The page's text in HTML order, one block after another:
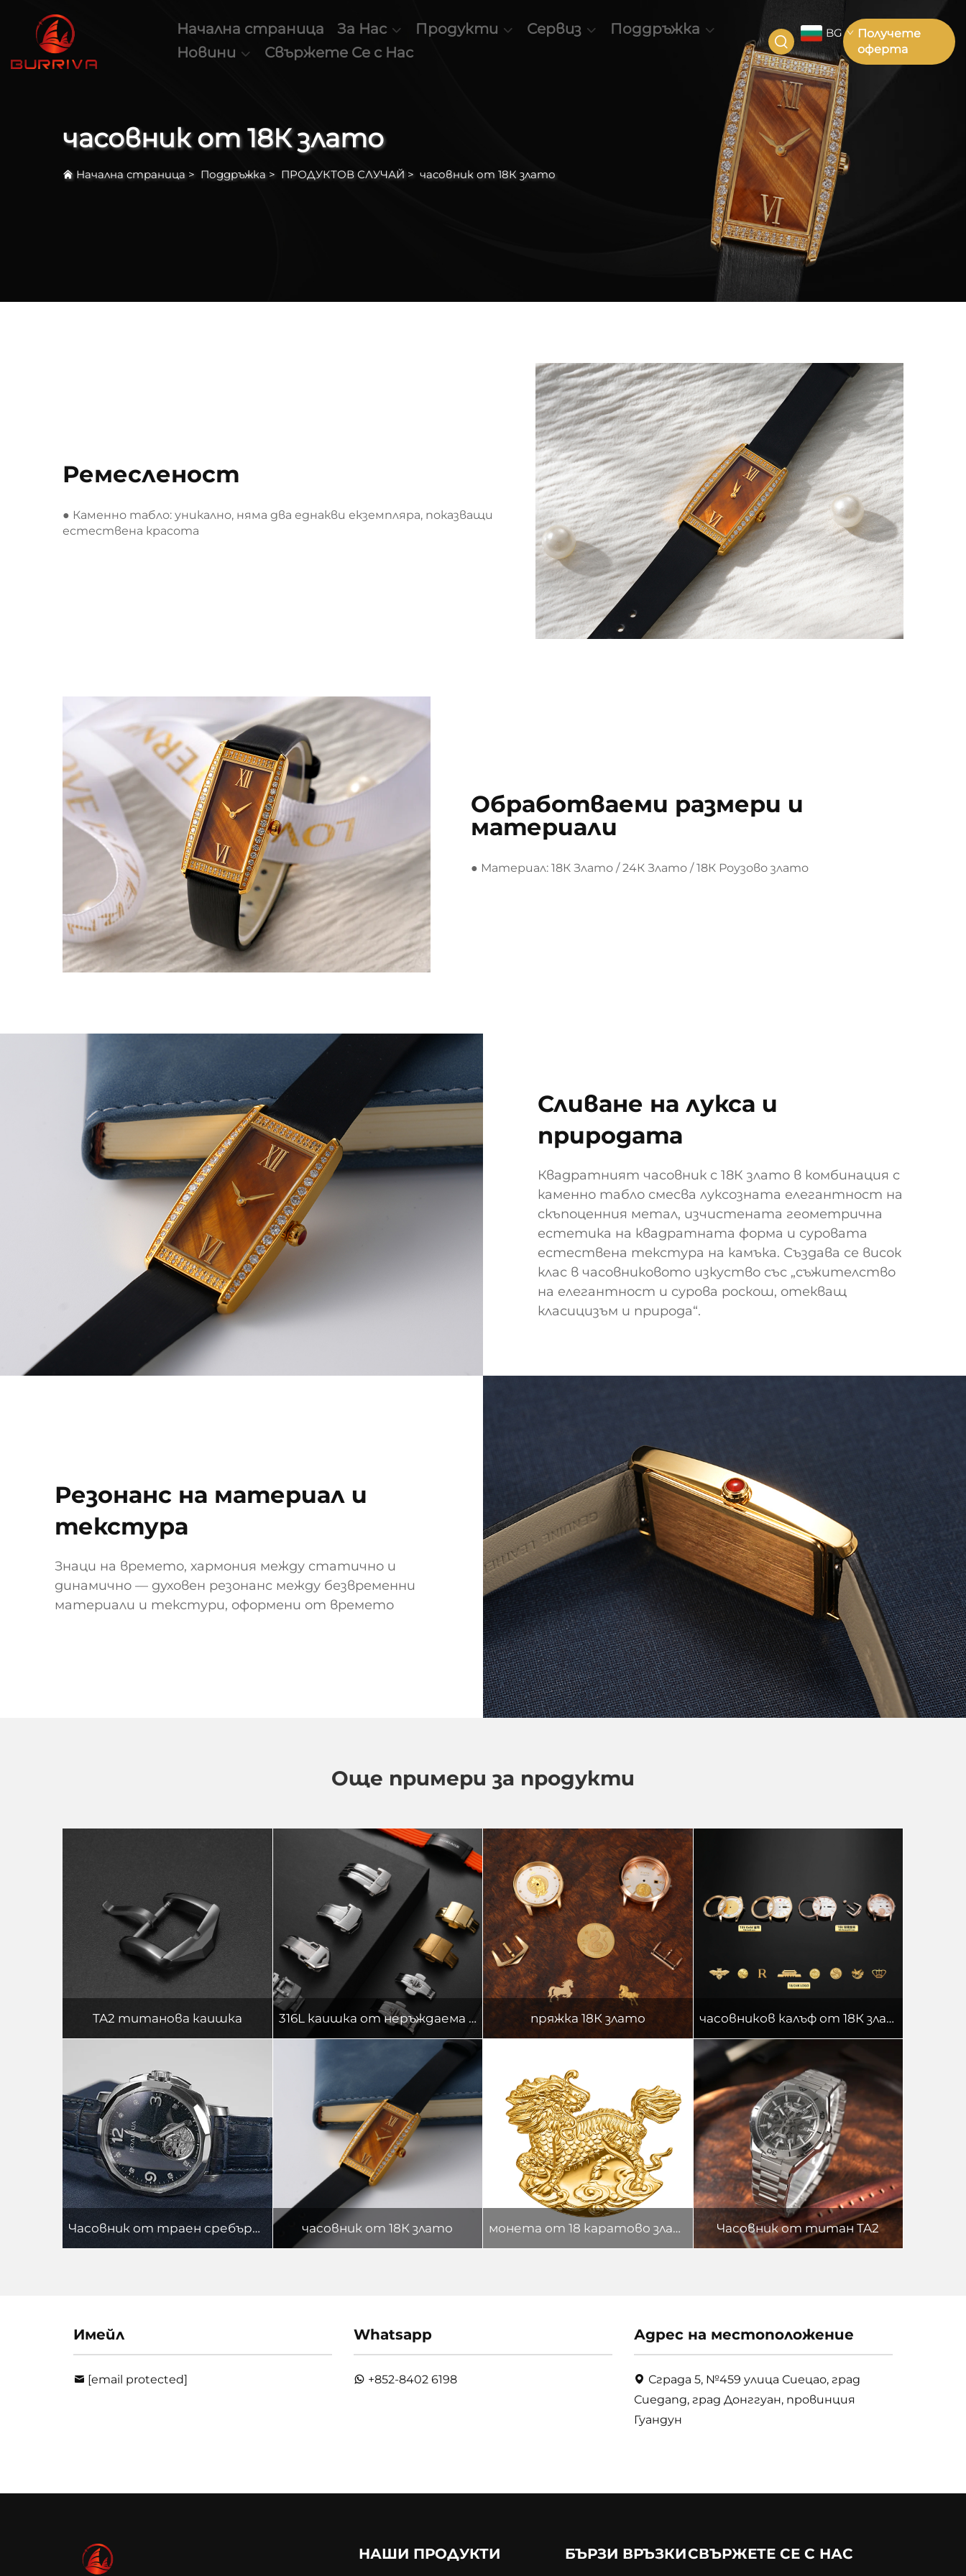
Начална страница За Нас Продукти Сервиз
Поддръжка
Новини
Свържете Се с Нас
BG
Получете
оферта
часовник от 18К злато
Начална страница> Поддръжка > ПРОДУКТОВ СЛУЧАЙ > часовник от 18К злато
Ремесленост
● Каменно табло: уникално, няма два еднакви екземпляра, показващи
естествена красота
Обработваеми размери и
материали
● Материал: 18К Злато / 24К Злато / 18К Роузово злато
Сливане на лукса и
природата
Квадратният часовник с 18К злато в комбинация с
каменно табло смесва луксозната елегантност на
скъпоценния метал, изчистената геометрична
естетика на квадратната форма и суровата
естествена текстура на камъка. Създава се висок
клас в часовниковото изкуство със „съжителство
на елегантност и сурова роскош, отекващ
класицизъм и природа“.
Резонанс на материал и
текстура
Знаци на времето, хармония между статично и
динамично — духовен резонанс между безвременни
материали и текстури, оформени от времето
Още примери за продукти
TA2 титанова каишка 316L каишка от неръждаема стомана пряжка 18К злато часовников калъф от 18К злато
Часовник от траен сребърен сплав часовник от 18К злато монета от 18 каратово злато Часовник от титан TA2
Имейл
[email protected]
Whatsapp
+852-8402 6198
Адрес на местоположение
Сграда 5, №459 улица Сиецао, град
Сиеgang, град Донггуан, провинция
Гуандун
НАШИ ПРОДУКТИ БЪРЗИ ВРЪЗКИСВЪРЖЕТЕ СЕ С НАС